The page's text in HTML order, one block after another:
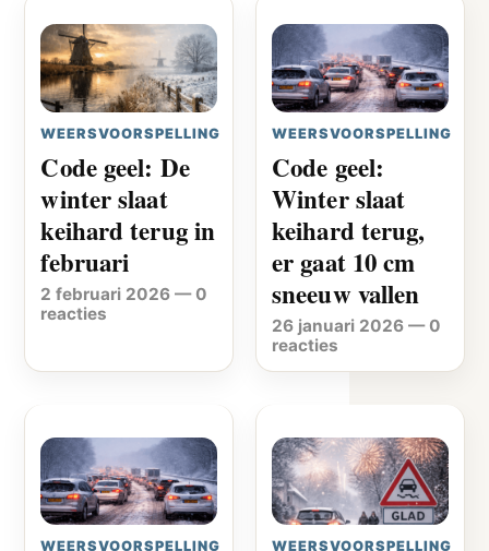
WEERSVOORSPELLING
Code geel: De
winter slaat
keihard terug in
februari
2 februari 2026 —0
reacties
WEERSVOORSPELLING
Code geel:
Winter slaat
keihard terug,
er gaat 10 cm
sneeuw vallen
26 januari 2026 —0
reacties
WEERSVOORSPELLING WEERSVOORSPELLING